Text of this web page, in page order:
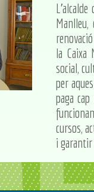
la Caixa
social,
per
paga
cursos,
i garantir